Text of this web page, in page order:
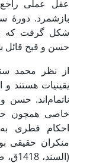
عقل عملی
بازشمرد. دورۀ
شکل گرفت که به
حسن و قبح قائل
از نظر محمد
یقینیات هستند
ناتمام‌اند. حسن
خاصی همچون
احکام فطری
منکران حقیقی